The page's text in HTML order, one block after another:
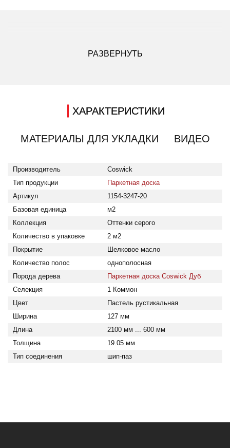
РАЗВЕРНУТЬ
ХАРАКТЕРИСТИКИ
МАТЕРИАЛЫ ДЛЯ УКЛАДКИ ВИДЕО
Тип продукции: Паркетная доска; Производитель:
Производитель
Coswick
Тип продукции
Паркетная доска
Артикул
1154-3247-20
Базовая единица
м2
Коллекция
Оттенки серого
Количество в упаковке
2 м2
Покрытие
Шелковое масло
Количество полос
однополосная
Порода дерева
Паркетная доска Coswick Дуб
Селекция
1 Коммон
Цвет
Пастель рустикальная
Ширина
127 мм
Длина
2100 мм ... 600 мм
Толщина
19.05 мм
Тип соединения
шип-паз